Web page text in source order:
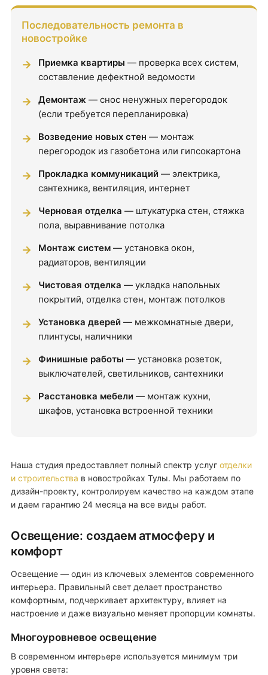
Последовательность ремонта в
новостройке
Приемка квартиры — проверка всех систем,
составление дефектной ведомости
Демонтаж — снос ненужных перегородок
(если требуется перепланировка)
Возведение новых стен — монтаж
перегородок из газобетона или гипсокартона
Прокладка коммуникаций — электрика,
сантехника, вентиляция, интернет
Черновая отделка — штукатурка стен, стяжка
пола, выравнивание потолка
Монтаж систем — установка окон,
радиаторов, вентиляции
Чистовая отделка — укладка напольных
покрытий, отделка стен, монтаж потолков
Установка дверей — межкомнатные двери,
плинтусы, наличники
Финишные работы — установка розеток,
выключателей, светильников, сантехники
Расстановка мебели — монтаж кухни,
шкафов, установка встроенной техники
Наша студия предоставляет полный спектр услуг отделки
и строительства в новостройках Тулы. Мы работаем по
дизайн-проекту, контролируем качество на каждом этапе
и даем гарантию 24 месяца на все виды работ.
Освещение: создаем атмосферу и
комфорт
Освещение — один из ключевых элементов современного
интерьера. Правильный свет делает пространство
комфортным, подчеркивает архитектуру, влияет на
настроение и даже визуально меняет пропорции комнаты.
Многоуровневое освещение
В современном интерьере используется минимум три
уровня света: